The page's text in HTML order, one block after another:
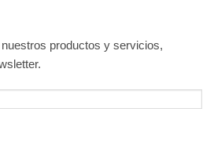
productos y servicios,